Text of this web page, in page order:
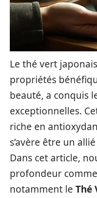
Le thé vert
propriétés
beauté, a conquis
exceptionnelles.
riche en
s’avère être un
Dans cet article,
profondeur
notamment le Thé